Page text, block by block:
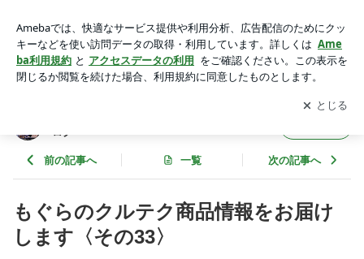
チェコランドのイベント・商品情報ブログ
アプリをダウンロードして ブログの更新通知
を受け取りまし
ょう。
開く
ログ
前の記事へ 一覧 次の記事へ
もぐらのクルテク商品情報をお届け
します〈その33〉